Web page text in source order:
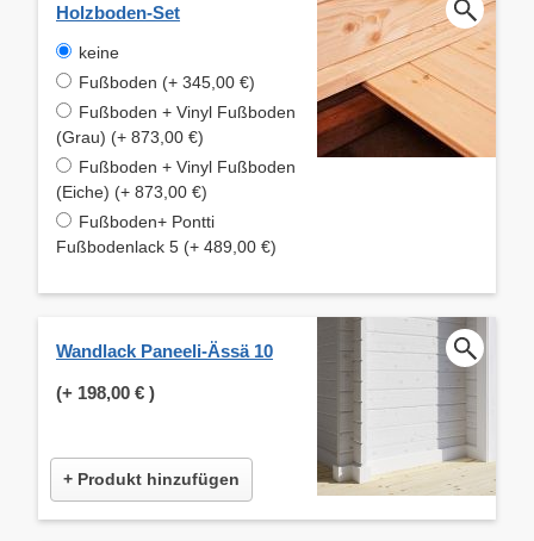
Holzboden-Set
keine
Fußboden (+ 345,00 €)
Fußboden + Vinyl Fußboden
(Grau) (+ 873,00 €)
Fußboden + Vinyl Fußboden
(Eiche) (+ 873,00 €)
Fußboden+ Pontti
Fußbodenlack 5 (+ 489,00 €)
Wandlack Paneeli-Ässä 10
(+ 198,00 € )
+ Produkt hinzufügen